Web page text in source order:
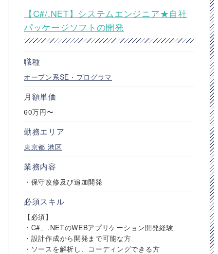
【C#/.NET】システムエンジニア★自社
パッケージソフトの開発
職種
オープン系SE・プログラマ
月額単価
60万円〜
勤務エリア
東京都 港区
業務内容
・保守改修及び追加開発
必須スキル
【必須】
・C#、.NETのWEBアプリケーション開発経験
・設計作成から開発まで可能な方
・ソースを解析し、コーディングできる方